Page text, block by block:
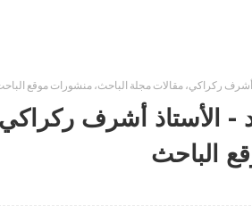
أشرف ركراكي، مقالات مجلة الباحث، منشورات موقع
- الأستاذ أشرف
الباحث